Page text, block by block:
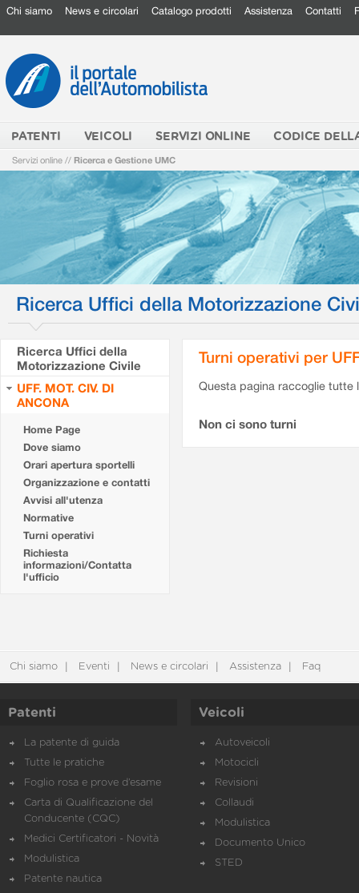
Chi siamo News e circolari Catalogo prodotti Assistenza Contatti
PATENTI VEICOLI SERVIZI ONLINE CODICE
Servizi online // Ricerca e Gestione UMC
Ricerca Uffici della Motorizzazione
Ricerca Uffici della
Motorizzazione Civile
UFF. MOT. CIV. DI
ANCONA
Home Page
Dove siamo
Orari apertura sportelli
Organizzazione e contatti
Avvisi all'utenza
Normative
Turni operativi
Richiesta
informazioni/Contatta
l'ufficio
Turni operativi per
Questa pagina raccoglie tutte
Non ci sono turni
Chi siamo Eventi News e circolari Assistenza Faq
Patenti
La patente di guida
Tutte le pratiche
Foglio rosa e prove d’esame
Carta di Qualificazione del
Conducente (CQC)
Medici Certificatori - Novità
Modulistica
Patente nautica
Veicoli
Autoveicoli
Motocicli
Revisioni
Collaudi
Modulistica
Documento Unico
STED